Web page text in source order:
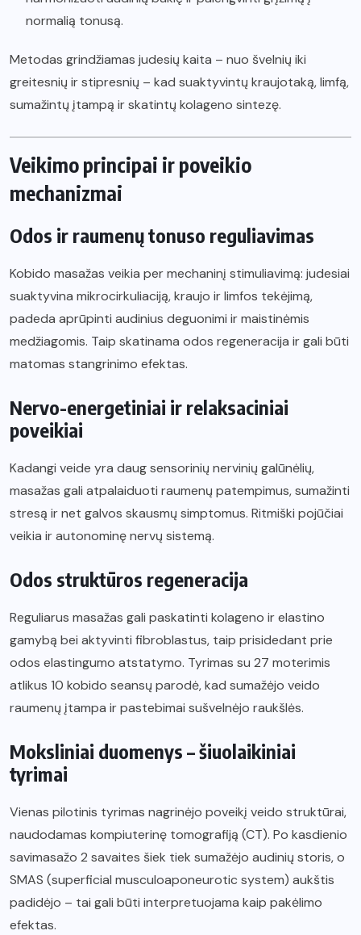
normalią tonusą.
Metodas grindžiamas judesių kaita – nuo švelnių iki
greitesnių ir stipresnių – kad suaktyvintų kraujotaką, limfą,
sumažintų įtampą ir skatintų kolageno sintezę.
Veikimo principai ir poveikio
mechanizmai
Odos ir raumenų tonuso reguliavimas
Kobido masažas veikia per mechaninį stimuliavimą: judesiai
suaktyvina mikrocirkuliaciją, kraujo ir limfos tekėjimą,
padeda aprūpinti audinius deguonimi ir maistinėmis
medžiagomis. Taip skatinama odos regeneracija ir gali būti
matomas stangrinimo efektas.
Nervo-energetiniai ir relaksaciniai
poveikiai
Kadangi veide yra daug sensorinių nervinių galūnėlių,
masažas gali atpalaiduoti raumenų patempimus, sumažinti
stresą ir net galvos skausmų simptomus. Ritmiški pojūčiai
veikia ir autonominę nervų sistemą.
Odos struktūros regeneracija
Reguliarus masažas gali paskatinti kolageno ir elastino
gamybą bei aktyvinti fibroblastus, taip prisidedant prie
odos elastingumo atstatymo. Tyrimas su 27 moterimis
atlikus 10 kobido seansų parodė, kad sumažėjo veido
raumenų įtampa ir pastebimai sušvelnėjo raukšlės.
Moksliniai duomenys – šiuolaikiniai
tyrimai
Vienas pilotinis tyrimas nagrinėjo poveikį veido struktūrai,
naudodamas kompiuterinę tomografiją (CT). Po kasdienio
savimasažo 2 savaites šiek tiek sumažėjo audinių storis, o
SMAS (superficial musculoaponeurotic system) aukštis
padidėjo – tai gali būti interpretuojama kaip pakėlimo
efektas.